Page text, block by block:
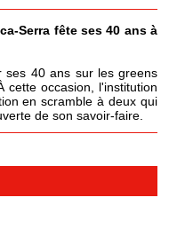
Serra fête ses 40 ans à
ses 40 ans sur les greens
cette occasion, l'institution
en scramble à deux qui
de son savoir-faire.